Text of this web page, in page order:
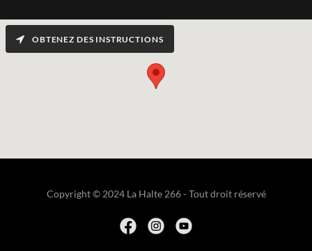
OBTENEZ DES INSTRUCTIONS
Copyright © 2024 La Halte 266 - Tout droit réservé